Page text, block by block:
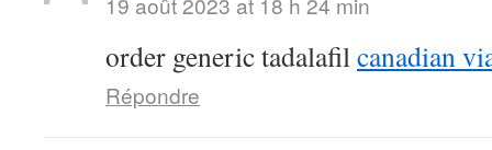
order generic tadalafilcanadian
Répondre